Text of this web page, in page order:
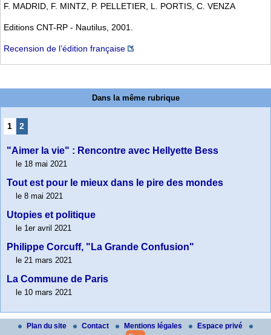
F. MADRID, F. MINTZ, P. PELLETIER, L. PORTIS, C. VENZA
Editions CNT-RP - Nautilus, 2001.
Recension de l’édition française
Dans la même rubrique
1 2
"Aimer la vie" : Rencontre avec Hellyette Bess
le 18 mai 2021
Tout est pour le mieux dans le pire des mondes
le 8 mai 2021
Utopies et politique
le 1er avril 2021
Philippe Corcuff, "La Grande Confusion"
le 21 mars 2021
La Commune de Paris
le 10 mars 2021
Plan du site Contact Mentions légales Espace privé